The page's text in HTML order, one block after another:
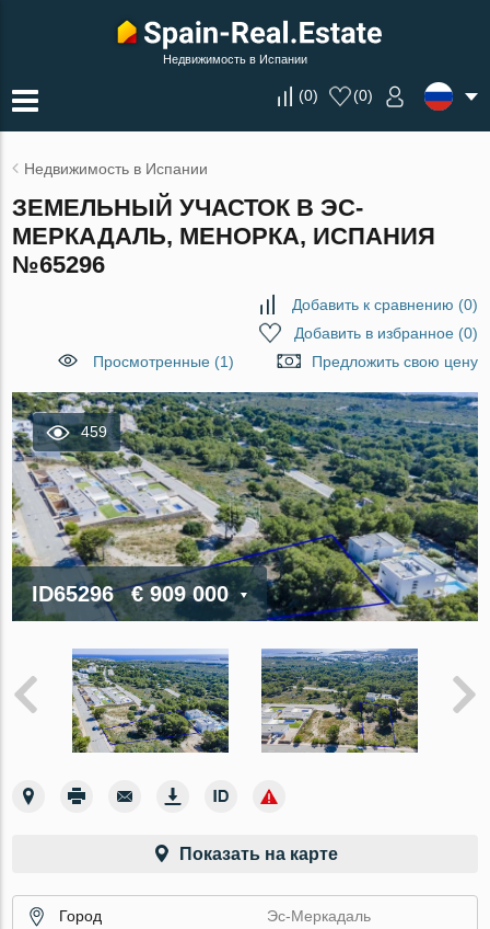
Недвижимость в Испании
(0) (0)
Недвижимость в Испании
ЗЕМЕЛЬНЫЙ УЧАСТОК В ЭС-
МЕРКАДАЛЬ, МЕНОРКА, ИСПАНИЯ
№65296
Добавить к сравнению (0)
Добавить в избранное(0)
Просмотренные (1)
Предложить свою цену
459
ID65296 € 909 000
Показать на карте
Город
Эс-Меркадаль